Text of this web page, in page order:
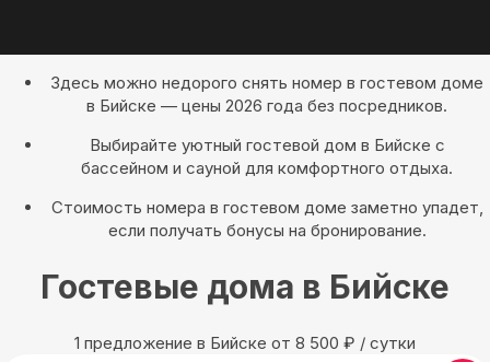
Здесь можно недорого снять номер в гостевом доме
в Бийске — цены 2026 года без посредников.
Выбирайте уютный гостевой дом в Бийске с
бассейном и сауной для комфортного отдыха.
Стоимость номера в гостевом доме заметно упадет,
если получать бонусы на бронирование.
Гостевые дома в Бийске
1 предложение в Бийске oт 8 500 ₽ / сутки